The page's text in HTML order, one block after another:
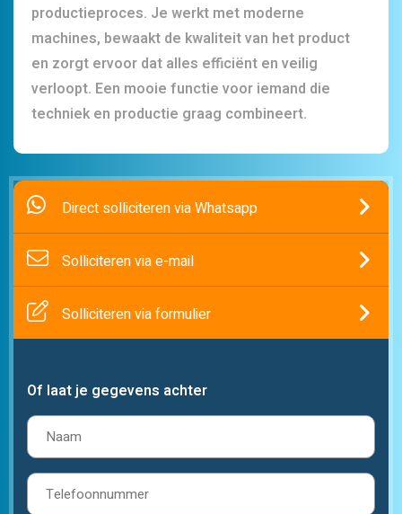
productieproces. Je werkt met moderne
machines, bewaakt de kwaliteit van het product
en zorgt ervoor dat alles efficiënt en veilig
verloopt. Een mooie functie voor iemand die
techniek en productie graag combineert.
Direct solliciteren via Whatsapp
Solliciteren via e-mail
Solliciteren via formulier
Of laat je gegevens achter
Naam
Telefoon